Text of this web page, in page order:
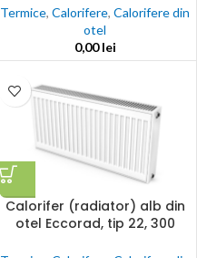
incluse
Termice,Calorifere,Calorifere din
otel
0,00lei
Calorifer (radiator) alb din
otel Eccorad, tip 22, 300